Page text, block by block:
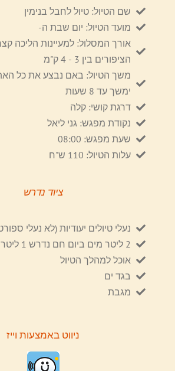
שם הטיול: טיול לחבל בנימין
מועד הטיול: יום שבת ה-
אורך המסלול: למעיינות הליכה
הציפורים בין 3 - 4 ק"מ
משך הטיול: באם נבצע את כל
ימשך עד 8 שעות
דרגת קושי: קלה
נקודת מפגש: גני ליאל
שעת מפגש: 08:00
עלות הטיול: 110 ש"ח
ציוד נדרש
נעלי טיולים יעודיות (לא נעלי
2 ליטר מים ביום חם נדרש 1 ליטר נוספים
אוכל למהלך הטיול
בגד ים
מגבת
ניווט באמצעות וייז